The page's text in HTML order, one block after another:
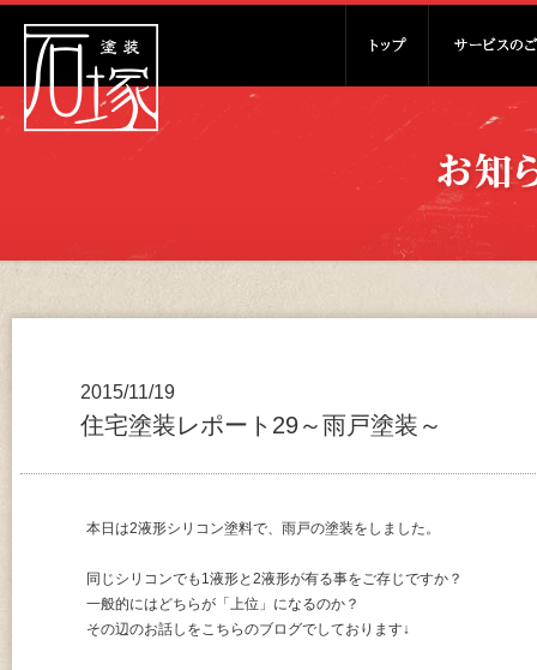
2015/11/19
住宅塗装レポート29～雨戸塗装～
本日は2液形シリコン塗料で、雨戸の塗装をしました。
同じシリコンでも1液形と2液形が有る事をご存じですか？
一般的にはどちらが「上位」になるのか？
その辺のお話しをこちらのブログでしております↓